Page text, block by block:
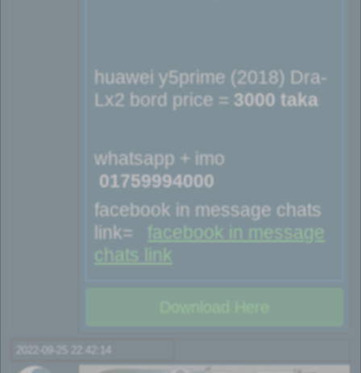
huawei y5prime (2018) Dra-
Lx2 bord price = 3000 taka
whatsapp + imo
01759994000
facebook in message chats
link= facebook in message
chats link
2022-09-25 22:42:14